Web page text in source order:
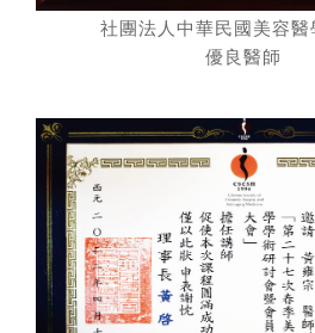
社團法人中華民國美容醫
優良醫師